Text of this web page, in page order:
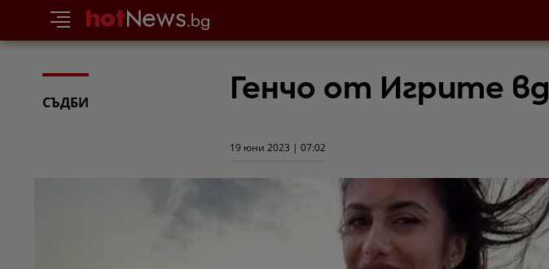
СЪДБИ Генчо от Игрите
19 юни 2023 | 07:02